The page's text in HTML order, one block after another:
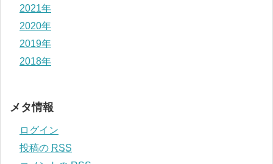
2021年
2020年
2019年
2018年
メタ情報
ログイン
投稿の RSS